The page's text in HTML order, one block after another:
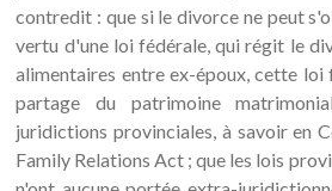
contredit : que si le divorce ne peut
vertu d'une loi fédérale, qui régit le
alimentaires entre ex-époux, cette loi
partage du patrimoine
juridictions provinciales, à savoir en
Family Relations Act ; que les lois